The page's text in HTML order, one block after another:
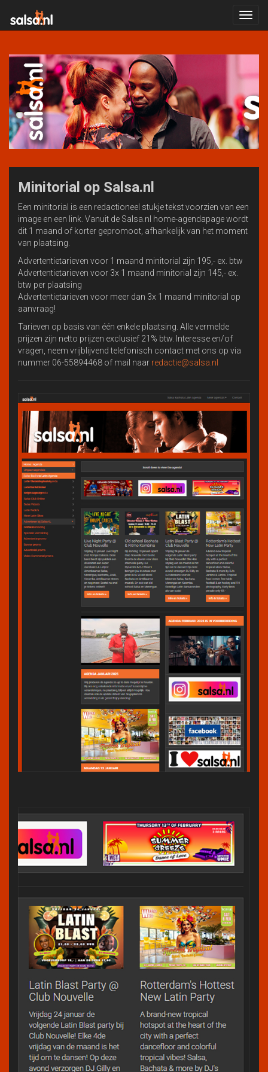
Minitorial op Salsa.nl
Een minitorial is een redactioneel stukje tekst voorzien van een
image en een link. Vanuit de Salsa.nl home-agendapage wordt
dit 1 maand of korter gepromoot, afhankelijk van het moment
van plaatsing.
Advertentietarieven voor 1 maand minitorial zijn 195,- ex. btw
Advertentietarieven voor 3x 1 maand minitorial zijn 145,- ex.
btw per plaatsing
Advertentietarieven voor meer dan 3x 1 maand minitorial op
aanvraag!
Tarieven op basis van één enkele plaatsing. Alle vermelde
prijzen zijn netto prijzen exclusief 21% btw. Interesse en/of
vragen, neem vrijblijvend telefonisch contact met ons op via
nummer 06-55894468 of mail naar redactie@salsa.nl